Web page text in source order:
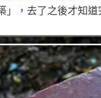
」，去了之後才知